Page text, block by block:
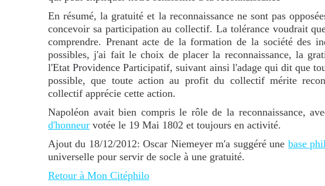
En résumé, la gratuité et la reconnaissance ne sont pas
concevoir sa participation au collectif. La tolérance voudrait
comprendre. Prenant acte de la formation de la société des
possibles, j'ai fait le choix de placer la reconnaissance, la
l'Etat Providence Participatif, suivant ainsi l'adage qui dit que
possible, que toute action au profit du collectif mérite
collectif apprécie cette action.
Napoléon avait bien compris le rôle de la reconnaissance,
d'honneur votée le 19 Mai 1802 et toujours en activité.
Ajout du 18/12/2012: Oscar Niemeyer m'a suggéré une base
universelle pour servir de socle à une gratuité.
Retour à Mon Citéphilo